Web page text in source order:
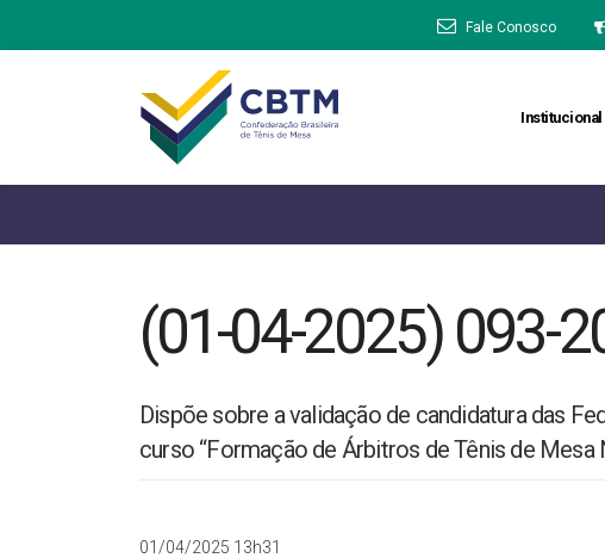
Fale Conosco
Institucional
(01-04-2025) 093-
Dispõe sobre a validação de candidatura das
curso “Formação de Árbitros de Tênis de Mesa
01/04/2025 13h31